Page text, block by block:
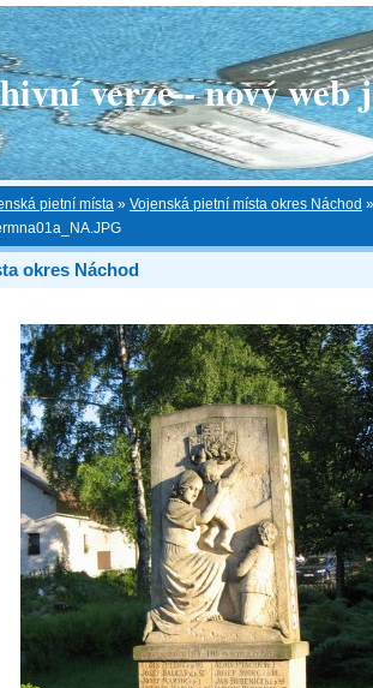
verze - nový web
pietní místa » Vojenská pietní místa okres Náchod »
okres Náchod